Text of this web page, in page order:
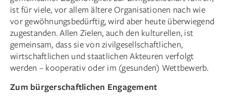
ist für viele, vor allem ältere Organisationen nach wie
vor gewöhnungsbedürftig, wird aber heute überwiegend
zugestanden. Allen Zielen, auch den kulturellen, ist
gemeinsam, dass sie von zivilgesellschaftlichen,
wirtschaftlichen und staatlichen Akteuren verfolgt
werden – kooperativ oder im (gesunden) Wettbewerb.
Zum bürgerschaft­lichen Engagement